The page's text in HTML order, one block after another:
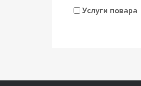
Услуги повара